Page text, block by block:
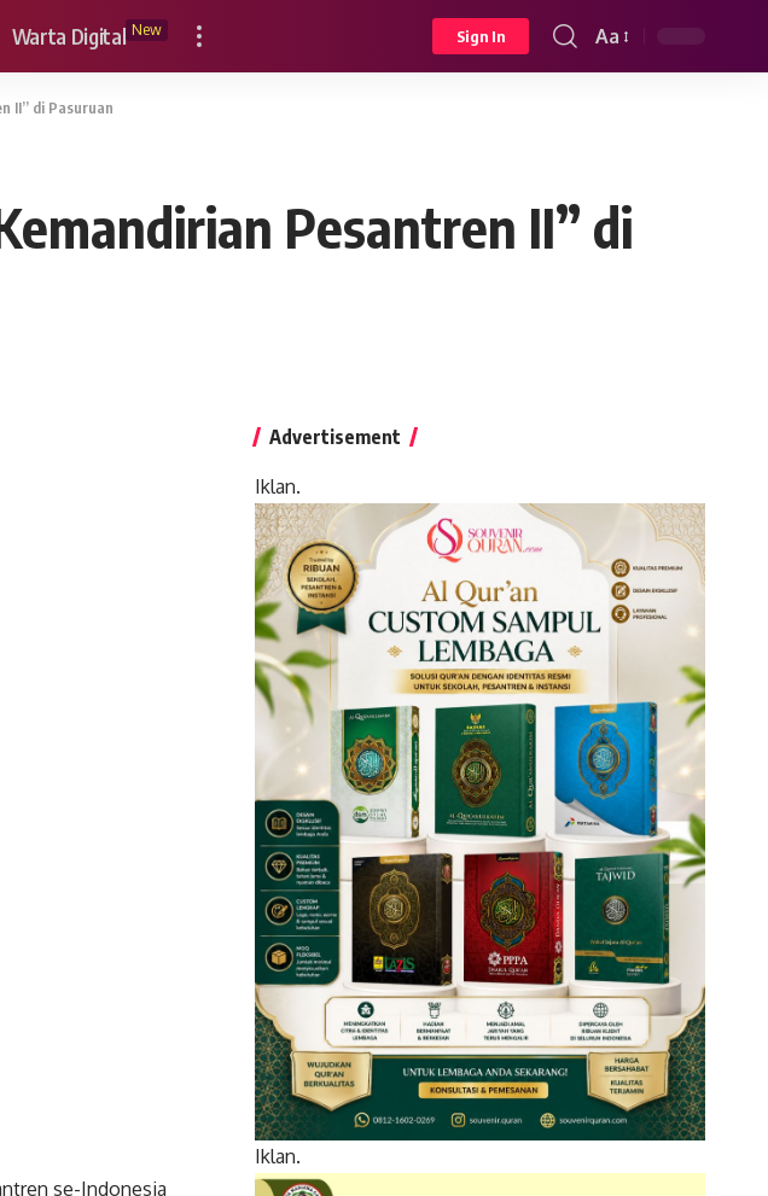
Warta Digital New Sign In
Font
Aa
II” di Pasuruan
Pesantren II” di
se-Indonesia
Advertisement
Iklan.
Iklan.